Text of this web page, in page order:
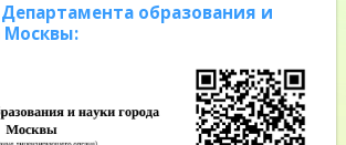
образования и
Москвы: